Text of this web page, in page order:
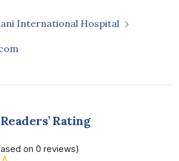
International Hospital
Readers’ Rating
on 0 reviews)